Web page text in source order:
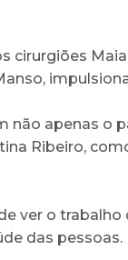
cirurgiões
não apenas o
Ribeiro,
ver o
das pessoas.